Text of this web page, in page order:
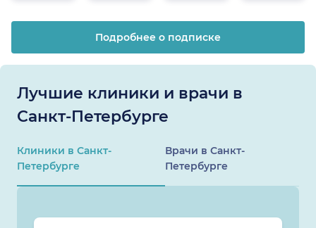
Подробнее о подписке
Лучшие клиники и врачи в
Санкт-Петербурге
Клиники в Санкт-
Петербурге
Врачи в Санкт-
Петербурге